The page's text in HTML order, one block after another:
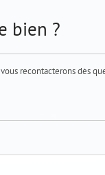
bien ?
recontacterons dès